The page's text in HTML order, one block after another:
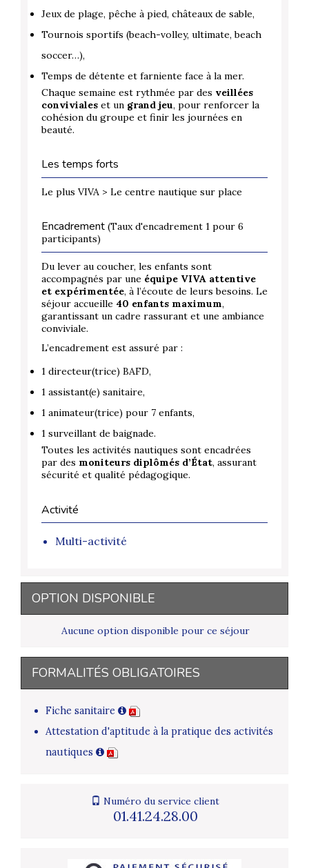
Jeux de plage, pêche à pied, châteaux de sable,
Tournois sportifs (beach-volley, ultimate, beach
soccer…),
Temps de détente et farniente face à la mer.
Chaque semaine est rythmée par des veillées
conviviales et un grand jeu, pour renforcer la
cohésion du groupe et finir les journées en
beauté.
Les temps forts
Le plus VIVA > Le centre nautique sur place
Encadrement (Taux d'encadrement 1 pour 6
participants)
Du lever au coucher, les enfants sont
accompagnés par une équipe VIVA attentive
et expérimentée, à l’écoute de leurs besoins. Le
séjour accueille 40 enfants maximum,
garantissant un cadre rassurant et une ambiance
conviviale.
L’encadrement est assuré par :
1 directeur(trice) BAFD,
1 assistant(e) sanitaire,
1 animateur(trice) pour 7 enfants,
1 surveillant de baignade.
Toutes les activités nautiques sont encadrées
par des moniteurs diplômés d’État, assurant
sécurité et qualité pédagogique.
Activité
Multi-activité
OPTION DISPONIBLE
Aucune option disponible pour ce séjour
FORMALITÉS OBLIGATOIRES
Fiche sanitaire
Attestation d'aptitude à la pratique des activités
nautiques
Numéro du service client
01.41.24.28.00